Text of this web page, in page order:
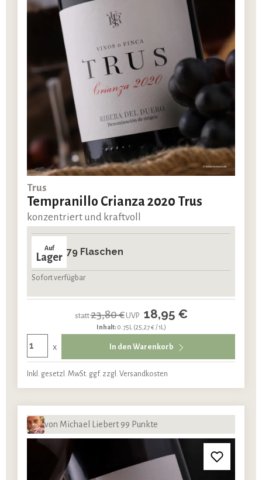
Trus
Tempranillo Crianza 2020 Trus
konzentriert und kraftvoll
Auf
Lager 79 Flaschen
Sofort verfügbar
statt23,80 €UVP 18,95 €
Inhalt:0.75L (25,27 € / 1L)
x In den Warenkorb
Inkl. gesetzl. MwSt. ggf. zzgl. Versandkosten
von Michael Liebert 99 Punkte